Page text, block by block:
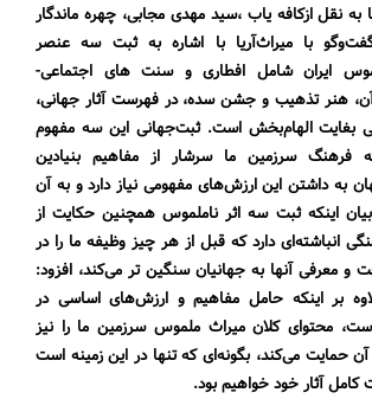
به نقل ازکافه یاب ،سید مهدی مجابی، چهره ماندگار
با میراث‌آریا با اشاره به ثبت سه عنصر
ایران شامل افطاری و سنت های اجتماعی-
هنر تذهیب و جشن سده، در فهرست آثار جهانی،
بغایت الهام‌بخش است. ثبت‌جهانی این سه مفهوم
سرزمین ما سرشار از مفاهیم بنیادین
به داشتن این ارزش‌های مفهومی نیاز دارد و به آن
بیان اینکه ثبت سه اثر ناملموس همچنین حکایت از
انباشته‌ای دارد که قبل از هر چیز وظیفه ما را در
معرفی آنها به جهانیان سنگین تر می‌کند، افزود:
بر اینکه حامل مفاهیم و ارزش‌های اساسی در
محتوای کلان میراث ملموس سرزمین ما را نیز
حمایت می‌کند، بگونه‌ای که تنها در این زمینه است
کامل آثار خود خواهیم بود.